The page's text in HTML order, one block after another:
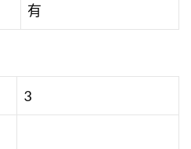
有
3